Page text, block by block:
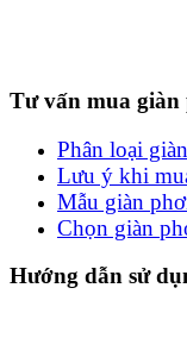
Tư vấn mua giàn
Phân loại
Lưu ý khi
Mẫu giàn
Chọn giàn
Hướng dẫn sử